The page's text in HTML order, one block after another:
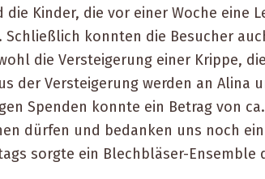
Kinder, die vor einer Woche eine
konnten die Besucher
die Versteigerung einer Krippe,
der Versteigerung werden an Alina
Spenden konnte ein Betrag von
dürfen und bedanken uns noch
sorgte ein Blechbläser-Ensemble